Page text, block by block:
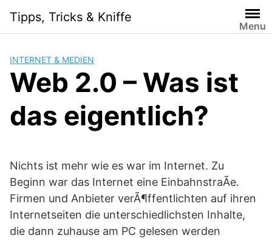
content
Tipps, Tricks & Kniffe
Menu
INTERNET & MEDIEN
Web 2.0 – Was ist
das eigentlich?
Nichts ist mehr wie es war im Internet. Zu
Beginn war das Internet eine EinbahnstraÃe.
Firmen und Anbieter verÃ¶ffentlichten auf ihren
Internetseiten die unterschiedlichsten Inhalte,
die dann zuhause am PC gelesen werden